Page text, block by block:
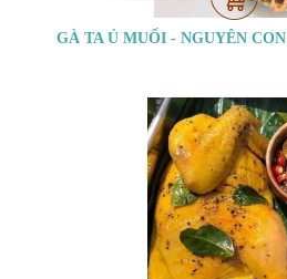
GÀ TA Ủ MUỐI - NGUYÊN CON